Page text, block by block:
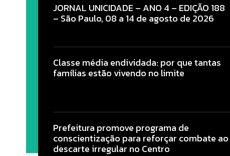
JORNAL UNICIDADE – ANO 4 – EDIÇÃO 188
– São Paulo, 08 a 14 de agosto de 2026
Classe média endividada: por que tantas
famílias estão vivendo no limite
Prefeitura promove programa de
conscientização para reforçar combate ao
descarte irregular no Centro